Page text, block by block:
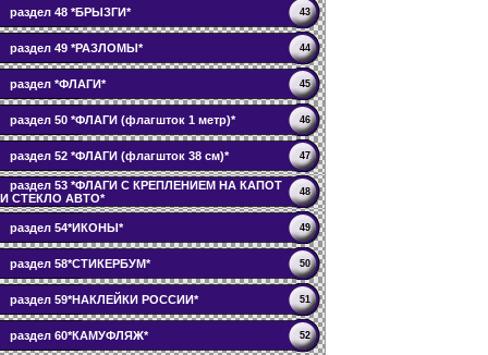
раздел 48 *БРЫЗГИ* 43
раздел 49 *РАЗЛОМЫ* 44
раздел *ФЛАГИ* 45
раздел 50 *ФЛАГИ (флагшток 1 метр)* 46
раздел 52 *ФЛАГИ (флагшток 38 см)* 47
раздел 53 *ФЛАГИ С КРЕПЛЕНИЕМ НА КАПОТ
И СТЕКЛО АВТО*
48
раздел 54*ИКОНЫ* 49
раздел 58*СТИКЕРБУМ* 50
раздел 59*НАКЛЕЙКИ РОССИИ* 51
раздел 60*КАМУФЛЯЖ* 52